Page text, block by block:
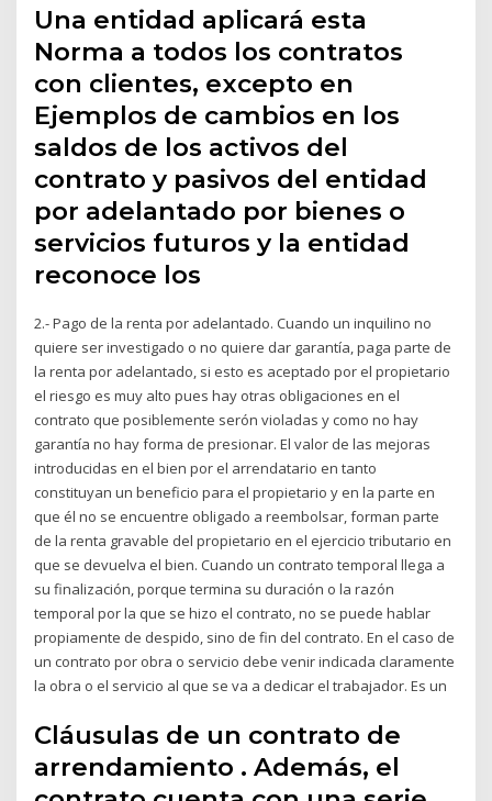
Una entidad aplicará esta
Norma a todos los contratos
con clientes, excepto en
Ejemplos de cambios en los
saldos de los activos del
contrato y pasivos del entidad
por adelantado por bienes o
servicios futuros y la entidad
reconoce los
2.- Pago de la renta por adelantado. Cuando un inquilino no
quiere ser investigado o no quiere dar garantía, paga parte de
la renta por adelantado, si esto es aceptado por el propietario
el riesgo es muy alto pues hay otras obligaciones en el
contrato que posiblemente serón violadas y como no hay
garantía no hay forma de presionar. El valor de las mejoras
introducidas en el bien por el arrendatario en tanto
constituyan un beneficio para el propietario y en la parte en
que él no se encuentre obligado a reembolsar, forman parte
de la renta gravable del propietario en el ejercicio tributario en
que se devuelva el bien. Cuando un contrato temporal llega a
su finalización, porque termina su duración o la razón
temporal por la que se hizo el contrato, no se puede hablar
propiamente de despido, sino de fin del contrato. En el caso de
un contrato por obra o servicio debe venir indicada claramente
la obra o el servicio al que se va a dedicar el trabajador. Es un
Cláusulas de un contrato de
arrendamiento . Además, el